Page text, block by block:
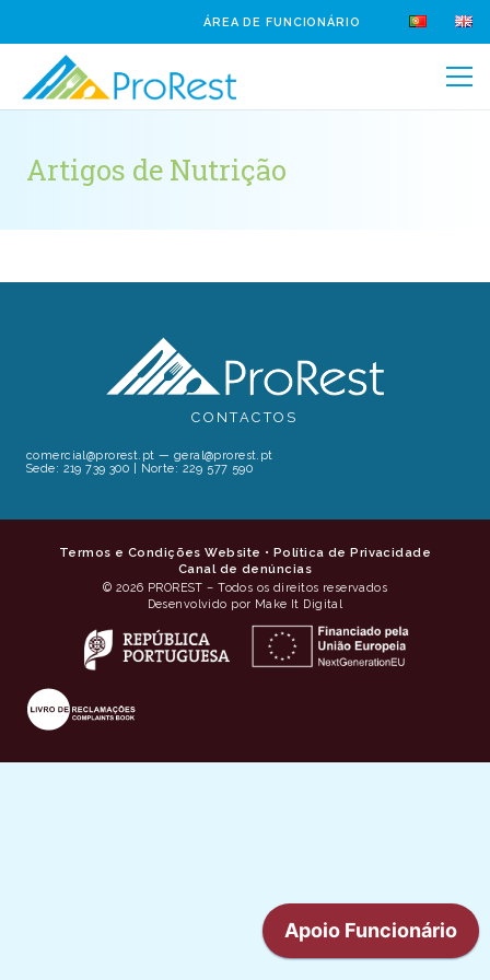
ÁREA DE FUNCIONÁRIO
Artigos de Nutrição
CONTACTOS
comercial@prorest.pt — geral@prorest.pt
Sede: 219 739 300 | Norte: 229 577 590
Termos e Condições Website • Política de Privacidade
Canal de denúncias
© 2026 PROREST – Todos os direitos reservados
Desenvolvido por Make It Digital